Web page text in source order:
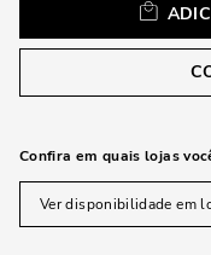
Confira em quais lojas
Ver disponibilidade em